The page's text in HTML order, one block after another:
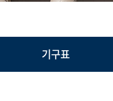
기구표